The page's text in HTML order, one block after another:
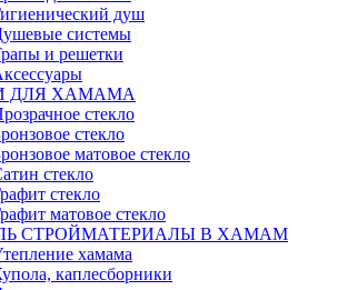
душ
системы
и решетки
ДЛЯ ХАМАМА
стекло
стекло
матовое стекло
стекло
стекло
матовое стекло
СТРОЙМАТЕРИАЛЫ В ХАМАМ
хамама
каплесборники